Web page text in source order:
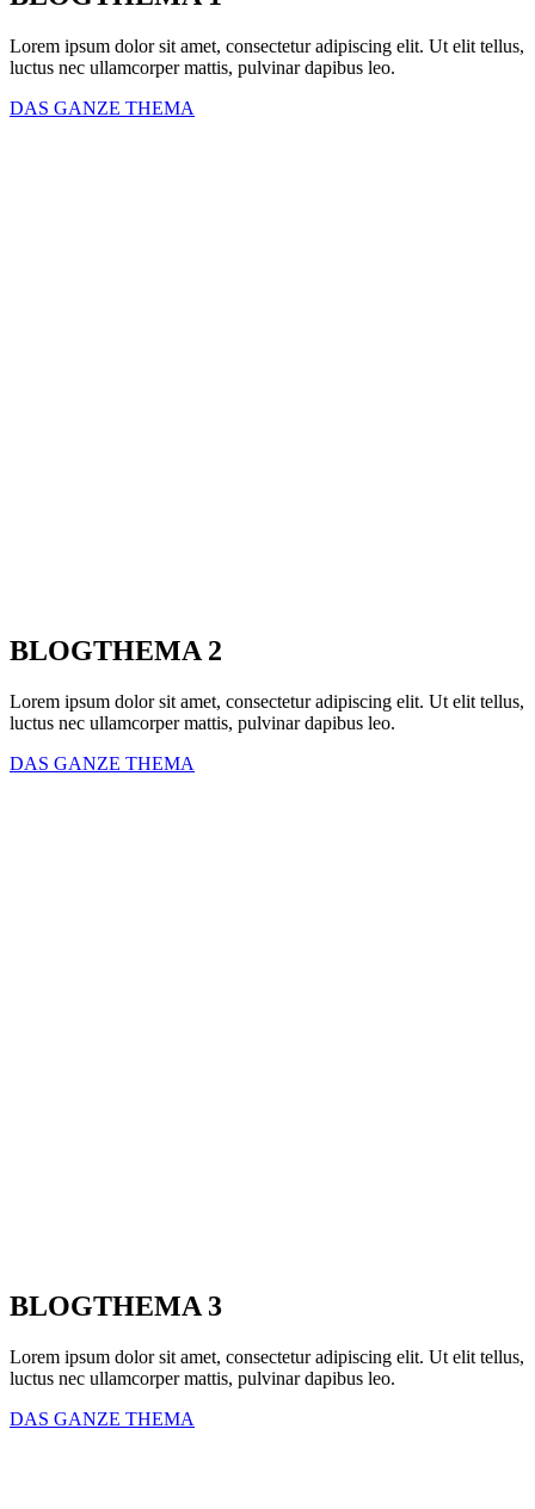
Lorem ipsum dolor sit amet, consectetur adipiscing elit. Ut elit tellus,
luctus nec ullamcorper mattis, pulvinar dapibus leo.
DAS GANZE THEMA
BLOGTHEMA 2
Lorem ipsum dolor sit amet, consectetur adipiscing elit. Ut elit tellus,
luctus nec ullamcorper mattis, pulvinar dapibus leo.
DAS GANZE THEMA
BLOGTHEMA 3
Lorem ipsum dolor sit amet, consectetur adipiscing elit. Ut elit tellus,
luctus nec ullamcorper mattis, pulvinar dapibus leo.
DAS GANZE THEMA